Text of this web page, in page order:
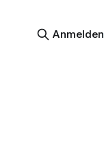
Anmelden